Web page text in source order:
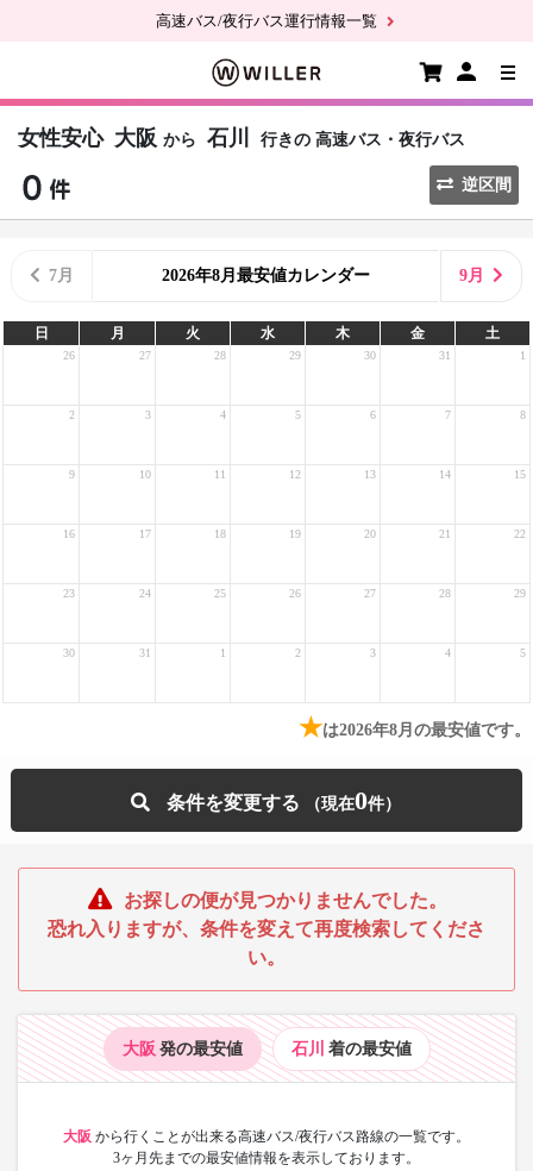
高速バス/夜行バス運行情報一覧
女性安心 大阪 から 石川 行きの 高速バス・夜行バス
逆区間
7月 2026年8月最安値カレンダー 9月
日 月 火 水 木 金 土
26 27 28 29 30 31 1
2 3 4 5 6 7 8
9 10 11 12 13 14 15
16 17 18 19 20 21 22
23 24 25 26 27 28 29
30 31 1 2 3 4 5
★は2026年8月の最安値です。
条件を変更する 0
お探しの便が見つかりませんでした。
恐れ入りますが、条件を変えて再度検索してくださ
い。
大阪 発の最安値 石川 着の最安値
大阪 から行くことが出来る高速バス/夜行バス路線の一覧です。
3ヶ月先までの最安値情報を表示しております。